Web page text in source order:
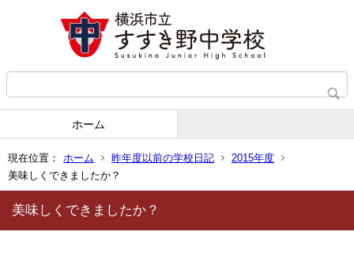
ホーム
現在位置： ホーム 昨年度以前の学校日記
2015年度
美味しくできましたか？
美味しくできましたか？